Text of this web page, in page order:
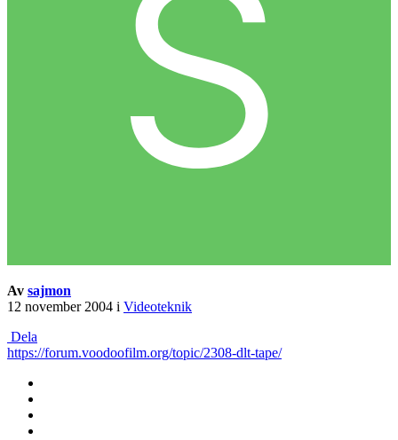
Av sajmon
12 november 2004 i Videoteknik
Dela
https://forum.voodoofilm.org/topic/2308-dlt-tape/